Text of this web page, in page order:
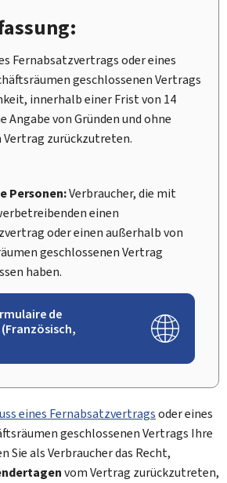
Fernabsatzvertrags oder eines
geschlossenen Vertrags
innerhalb einer Frist von 14
Angabe von Gründen und ohne
zurückzutreten.
Personen:Verbraucher, die mit
einen
oder einen außerhalb von
geschlossenen Vertrag
haben.
de
eines Fernabsatzvertragsoder eines
geschlossenen Vertrags Ihre
Sie als Verbraucher das Recht,
vom Vertrag zurückzutreten,